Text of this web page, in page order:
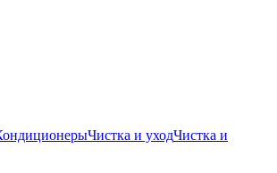
Чистка и уходЧистка и